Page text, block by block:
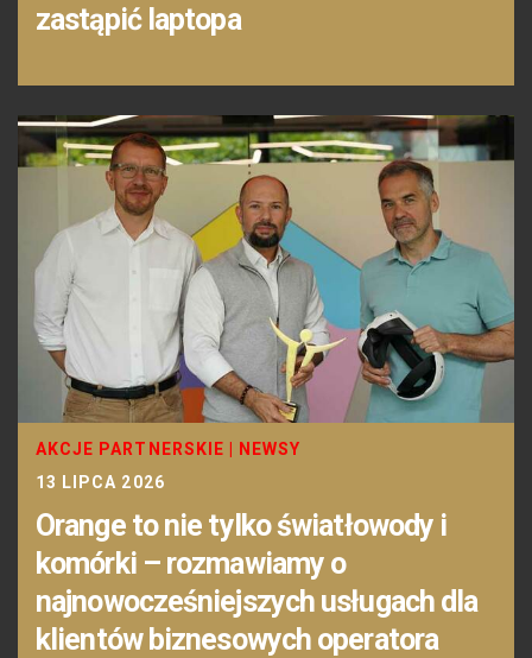
zastąpić laptopa
AKCJE PARTNERSKIE
NEWSY
13 LIPCA 2026
Orange to nie tylko światłowody i
komórki – rozmawiamy o
najnowocześniejszych usługach dla
klientów biznesowych operatora